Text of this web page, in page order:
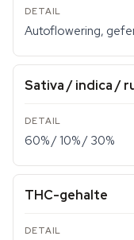
Autoflowering,
Sativa / indica /
60% / 10% / 30%
THC-gehalte